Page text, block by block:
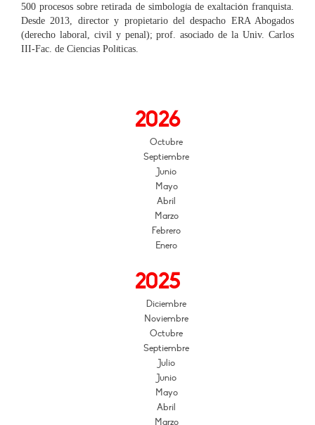
500 procesos sobre retirada de simbología de exaltación franquista.
Desde 2013, director y propietario del despacho ERA Abogados
(derecho laboral, civil y penal); prof. asociado de la Univ. Carlos
III-Fac. de Ciencias Políticas.
2026
Octubre
Septiembre
Junio
Mayo
Abril
Marzo
Febrero
Enero
2025
Diciembre
Noviembre
Octubre
Septiembre
Julio
Junio
Mayo
Abril
Marzo